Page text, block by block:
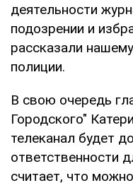
деятельности
подозрении и
рассказали
полиции.
В свою очередь
Городского"
телеканал будет
ответственности
считает, что